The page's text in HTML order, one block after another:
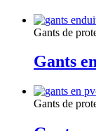
Gants de
Gants
Gants de